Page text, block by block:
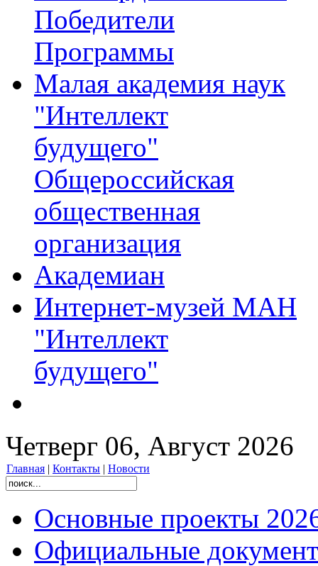
Победители
Программы
Малая академия наук
"Интеллект
будущего"
Общероссийская
общественная
организация
Академиан
Интернет-музей МАН
"Интеллект
будущего"
Четверг 06, Август 2026
Главная | Контакты | Новости
Основные проекты
Официальные